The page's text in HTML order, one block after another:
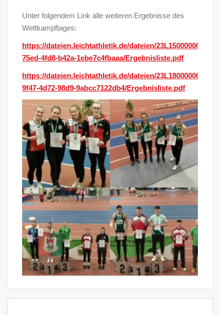
Unter folgendem Link alle weiteren Ergebnisse des
Wettkampftages:
https://dateien.leichtathletik.de/dateien/
75ed-4fd8-b42a-1ebe7c4fbaaa/Ergebnisliste.pdf
https://dateien.leichtathletik.de/dateien/
9f47-4d72-98d9-9abcc7122db4/Ergebnisliste.pdf